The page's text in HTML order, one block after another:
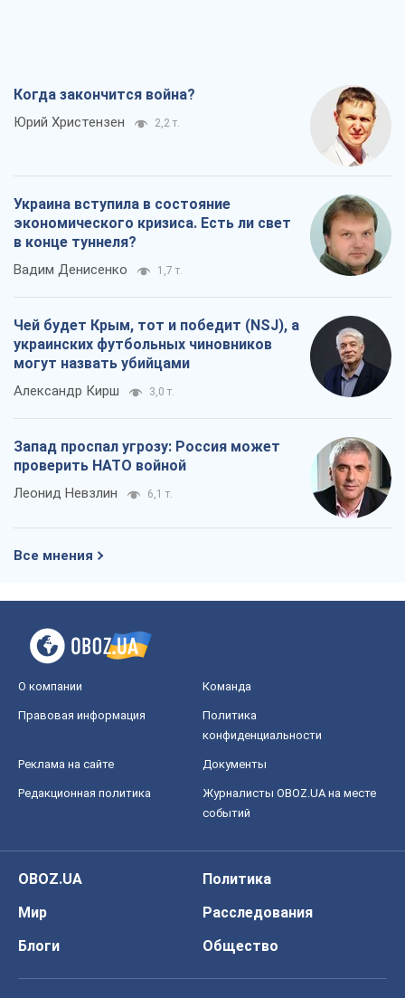
Когда закончится война?
Юрий Христензен 2,2 т.
Украина вступила в состояние
экономического кризиса. Есть ли свет
в конце туннеля?
Вадим Денисенко 1,7 т.
Чей будет Крым, тот и победит (NSJ), а
украинских футбольных чиновников
могут назвать убийцами
Александр Кирш 3,0 т.
Запад проспал угрозу: Россия может
проверить НАТО войной
Леонид Невзлин 6,1 т.
Все мнения
О компании Команда
Правовая информация
Политика
конфиденциальности
Реклама на сайте Документы
Редакционная политика
Журналисты OBOZ.UA на месте
событий
OBOZ.UA
Политика
Мир
Расследования
Блоги
Общество